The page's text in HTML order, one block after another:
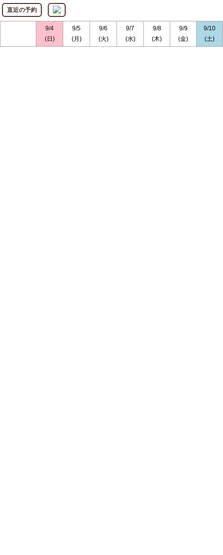
直近の予約
9/4
(日)
9/5
(月)
9/6
(火)
9/7
(水)
9/8
(木)
9/9
(金)
9/10
(土)